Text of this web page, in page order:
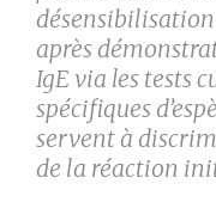
après
IgE via les tests
spécifiques
servent à
de la réaction